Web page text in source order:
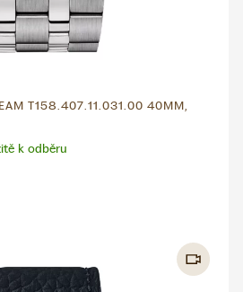
T158.407.11.031.00 40MM,
k odběru